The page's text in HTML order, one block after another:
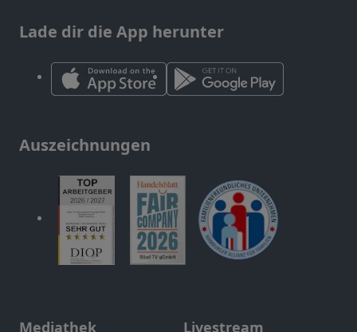
Lade dir die App herunter
Auszeichnungen
Mediathek Livestream